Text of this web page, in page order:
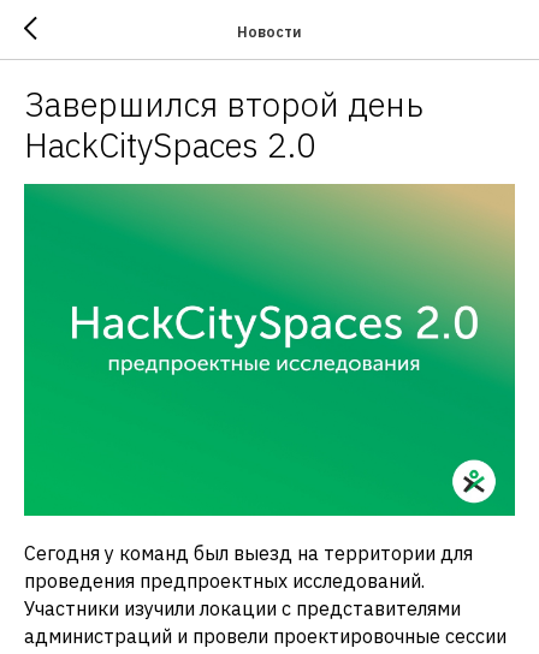
Новости
Завершился второй день
HackCitySpaces 2.0
Сегодня у команд был выезд на территории для
проведения предпроектных исследований.
Участники изучили локации с представителями
администраций и провели проектировочные сессии